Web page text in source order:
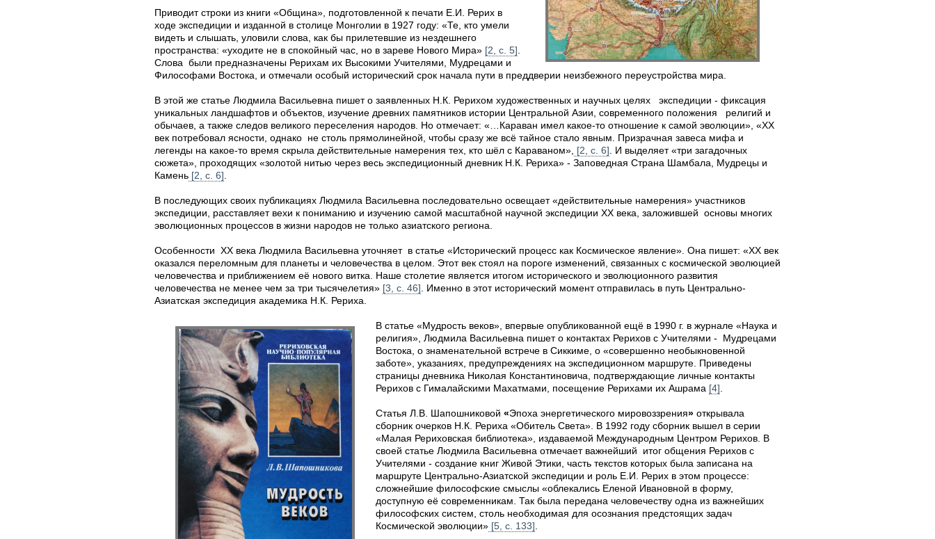
Приводит строки из книги «Община», подготовленной к печати Е.И. Рерих в
ходе экспедиции и изданной в столице Монголии в 1927 году: «Те, кто умели
видеть и слышать, уловили слова, как бы прилетевшие из нездешнего
пространства: «уходите не в спокойный час, но в зареве Нового Мира» [2, с. 5]
Слова были предназначены Рерихам их Высокими Учителями, Мудрецами и
Философами Востока, и отмечали особый исторический срок начала пути в преддверии неизбежного переустройства мира.
В этой же статье Людмила Васильевна пишет о заявленных Н.К. Рерихом художественных и научных целях экспедиции - фиксация
уникальных ландшафтов и объектов, изучение древних памятников истории Центральной Азии, современного положения религий и
обычаев, а также следов великого переселения народов. Но отмечает: «…Караван имел какое-то отношение к самой эволюции», «XX
век потребовал ясности, однако не столь прямолинейной, чтобы сразу же всё тайное стало явным. Призрачная завеса мифа и
легенды на какое-то время скрыла действительные намерения тех, кто шёл с Караваном», [2, с. 6] . И выделяет «три загадочных
сюжета», проходящих «золотой нитью через весь экспедиционный дневник Н.К. Рериха» - Заповедная Страна Шамбала, Мудрецы и
Камень [2, с. 6]
В последующих своих публикациях Людмила Васильевна последовательно освещает «действительные намерения» участников
экспедиции, расставляет вехи к пониманию и изучению самой масштабной научной экспедиции XX века, заложившей основы многих
эволюционных процессов в жизни народов не только азиатского региона.
Особенности XX века Людмила Васильевна уточняет в статье «Исторический процесс как Космическое явление». Она пишет: «XX век
оказался переломным для планеты и человечества в целом. Этот век стоял на пороге изменений, связанных с космической эволюцией
человечества и приближением её нового витка. Наше столетие является итогом исторического и эволюционного развития
человечества не менее чем за три тысячелетия» [3, с. 46] . Именно в этот исторический момент отправилась в путь Центрально-
Азиатская экспедиция академика Н.К. Рериха.
В статье «Мудрость веков», впервые опубликованной ещё в 1990 г. в журнале «Наука и
религия», Людмила Васильевна пишет о контактах Рерихов с Учителями - Мудрецами
Востока, о знаменательной встрече в Сиккиме, о «совершенно необыкновенной
заботе», указаниях, предупреждениях на экспедиционном маршруте. Приведены
страницы дневника Николая Константиновича, подтверждающие личные контакты
Рерихов с Гималайскими Махатмами, посещение Рерихами их Ашрама [4]
Статья Л.В. Шапошниковой «Эпоха энергетического мировоззрения» открывала
сборник очерков Н.К. Рериха «Обитель Света». В 1992 году сборник вышел в серии
«Малая Рериховская библиотека», издаваемой Международным Центром Рерихов. В
своей статье Людмила Васильевна отмечает важнейший итог общения Рерихов с
Учителями - создание книг Живой Этики, часть текстов которых была записана на
маршруте Центрально-Азиатской экспедиции и роль Е.И. Рерих в этом процессе:
сложнейшие философские смыслы «облекались Еленой Ивановной в форму,
доступную её современникам. Так была передана человечеству одна из важнейших
философских систем, столь необходимая для осознания предстоящих задач
Космической эволюции» [5, с. 133]